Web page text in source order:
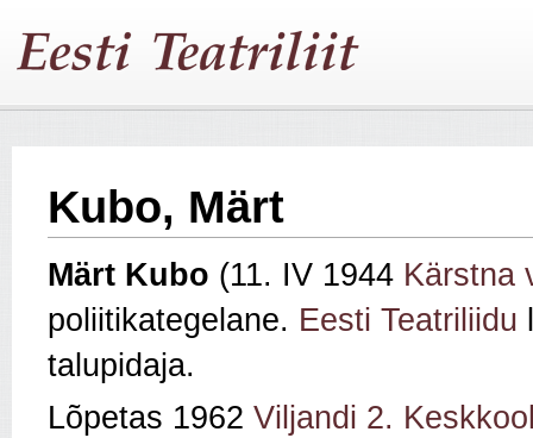
Kubo, Märt
Märt Kubo (11. IV 1944 Kärstna
poliitikategelane. Eesti Teatriliidu
talupidaja.
Lõpetas 1962 Viljandi 2.